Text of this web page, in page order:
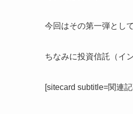
今回はその第一弾として
ちなみに投資信託（イ
[sitecard subtitle=関連